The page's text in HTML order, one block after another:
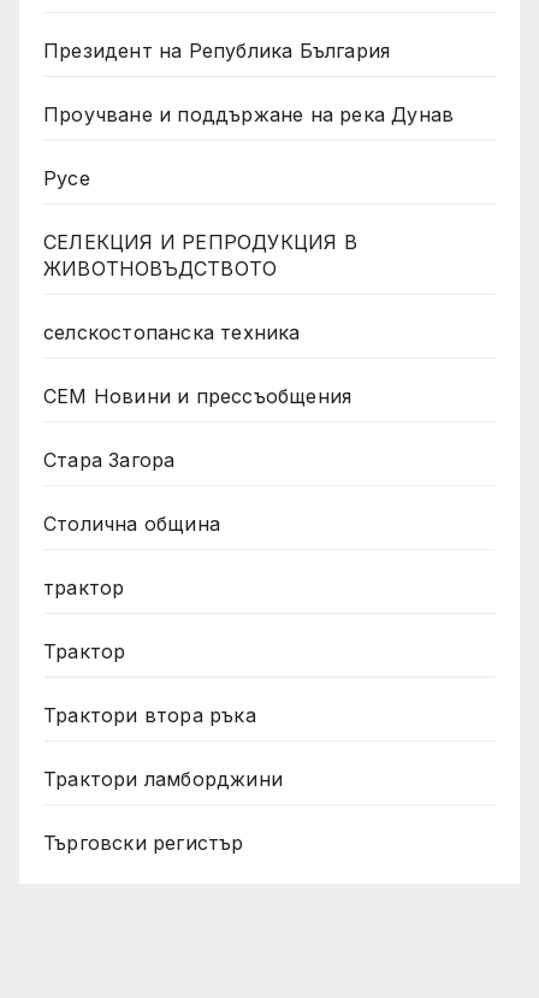
Президент на Република България
Проучване и поддържане на река Дунав
Русе
СЕЛЕКЦИЯ И РЕПРОДУКЦИЯ В
ЖИВОТНОВЪДСТВОТО
селскостопанска техника
СЕМ Новини и прессъобщения
Стара Загора
Столична община
трактор
Трактор
Трактори втора ръка
Трактори ламборджини
Търговски регистър